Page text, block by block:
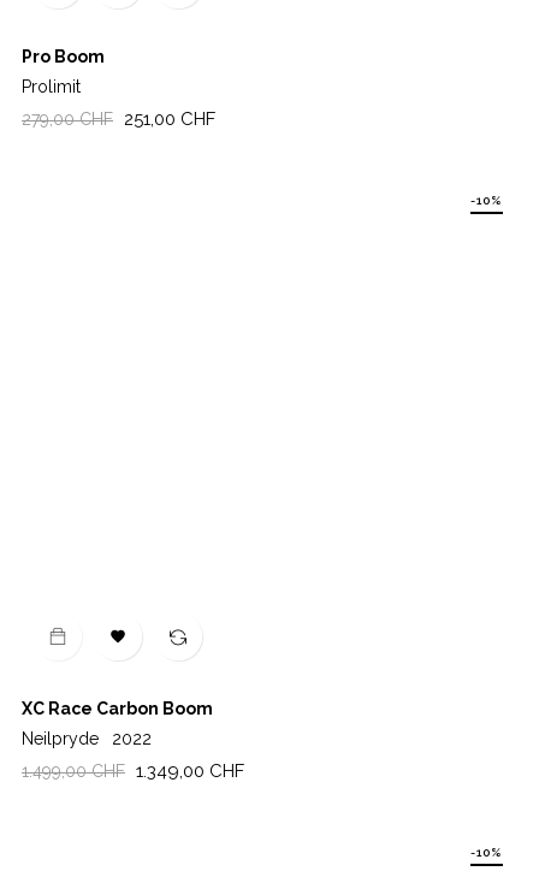
Pro Boom
Prolimit
Regulärer
279,00 CHF Preis
251,00 CHF

XC Race Carbon Boom
Neilpryde
2022
Regulärer
1.499,00 CHF
-10%
Preis
1.349,00 CHF
-10%